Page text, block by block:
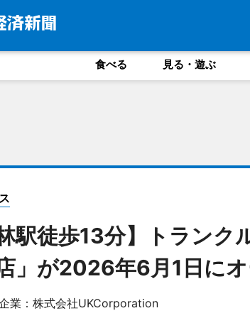
食べる 見る・遊ぶ
駅徒歩13分】トランク
」が2026年6月1日にオ
業：株式会社UKCorporation